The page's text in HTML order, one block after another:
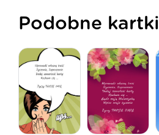
Podobne kartki